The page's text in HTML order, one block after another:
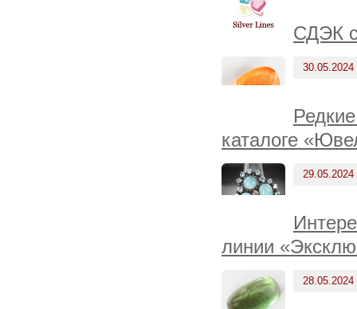
СДЭК
30.05.2024
каталоге
29.05.2024
линии
28.05.2024